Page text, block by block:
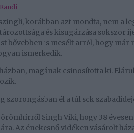
Randi
korábban azt mondta, nem a
és kisugárzása sokszor
bővebben is mesélt arról, hogy már
ismerkedik.
magának csinosította ki.
szorongásban él a túl sok
Singh Viki, hogy 38
Az énekesnő vidéken vásárolt